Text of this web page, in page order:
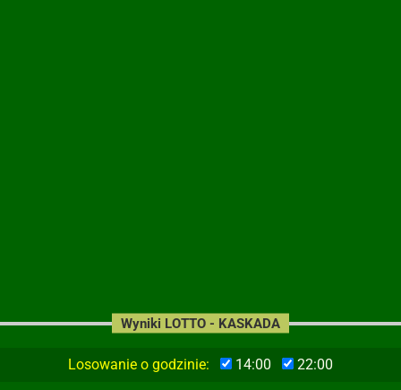
Losowanie o godzinie: 14:00 22:00
Wyniki LOTTO - KASKADA